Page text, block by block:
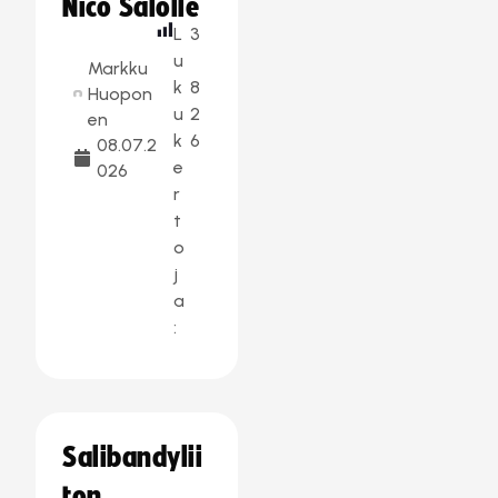
Nico Salolle
Markku
Huopon
en
08.07.2
026
L
u
k
u
k
e
r
t
o
j
a
:
3
8
2
6
Salibandylii